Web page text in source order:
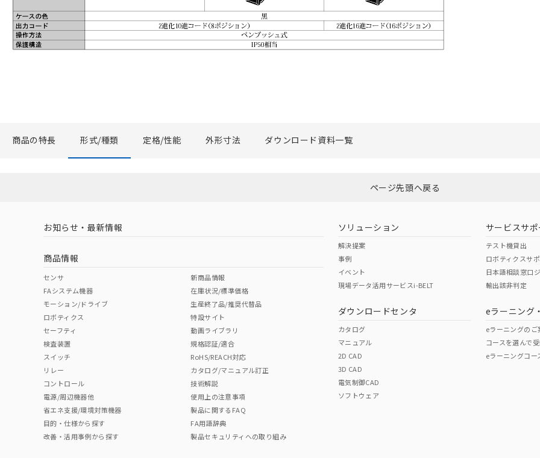
商品の特長 形式/種類 定格/性能 外形寸法 ダウンロード資料一覧
ページ先頭へ戻る
お知らせ・最新情報
商品情報
センサ
FAシステム機器
モーション/ドライブ
ロボティクス
セーフティ
検査装置
スイッチ
リレー
コントロール
電源/周辺機器他
省エネ支援/環境対策機器
目的・仕様から探す
改善・活用事例から探す
新商品情報
在庫状況/標準価格
生産終了品/推奨代替品
特設サイト
動画ライブラリ
規格認証/適合
RoHS/REACH対応
カタログ/マニュアル訂正
技術解説
使用上の注意事項
製品に関するFAQ
FA用語辞典
製品セキュリティへの取り組み
ソリューション
解決提案
事例
イベント
現場データ活用サービスi-BELT
ダウンロードセンタ
カタログ
マニュアル
2D CAD
3D CAD
電気制御CAD
ソフトウェア
サービスサポ
テスト機貸出
ロボティクスサ
日本語相談窓口
輸出該非判定
eラーニング
eラーニングのご
コースを選んで
eラーニングコー